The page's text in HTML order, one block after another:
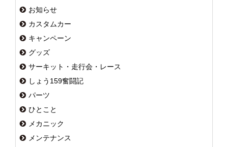
お知らせ
カスタムカー
キャンペーン
グッズ
サーキット・走行会・レース
しょう159奮闘記
パーツ
ひとこと
メカニック
メンテナンス